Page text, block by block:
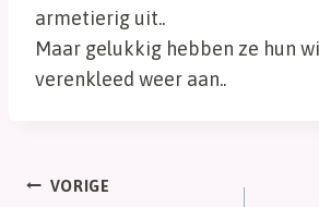
armetierig uit..
Maar gelukkig hebben ze hun
verenkleed weer aan..
Bericht
VORIGE